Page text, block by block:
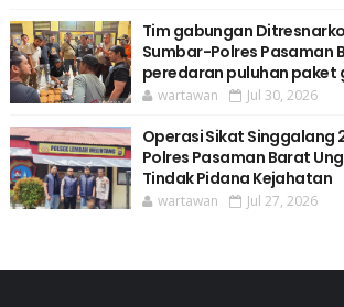
Tim gabungan
Sumbar-Polres Pasaman
peredaran puluhan paket
wartawan Jul 30, 2026
Operasi Sikat Singgalang
Polres Pasaman Barat
Tindak Pidana Kejahatan
wartawan Jul 27, 2026